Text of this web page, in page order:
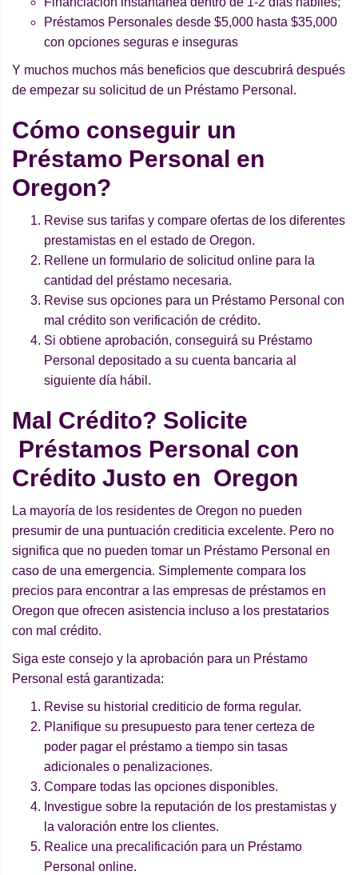
Préstamos Personales desde $5,000 hasta $35,000
con opciones seguras e inseguras
Y muchos muchos más beneficios que descubrirá después
de empezar su solicitud de un Préstamo Personal.
Cómo conseguir un
Préstamo Personal en
Oregon?
Revise sus tarifas y compare ofertas de los diferentes
prestamistas en el estado de Oregon.
Rellene un formulario de solicitud online para la
cantidad del préstamo necesaria.
Revise sus opciones para un Préstamo Personal con
mal crédito son verificación de crédito.
Si obtiene aprobación, conseguirá su Préstamo
Personal depositado a su cuenta bancaria al
siguiente día hábil.
Mal Crédito? Solicite
Préstamos Personal con
Crédito Justo en Oregon
La mayoría de los residentes de Oregon no pueden
presumir de una puntuación crediticia excelente. Pero no
significa que no pueden tomar un Préstamo Personal en
caso de una emergencia. Simplemente compara los
precios para encontrar a las empresas de préstamos en
Oregon que ofrecen asistencia incluso a los prestatarios
con mal crédito.
Siga este consejo y la aprobación para un Préstamo
Personal está garantizada:
Revise su historial crediticio de forma regular.
Planifique su presupuesto para tener certeza de
poder pagar el préstamo a tiempo sin tasas
adicionales o penalizaciones.
Compare todas las opciones disponibles.
Investigue sobre la reputación de los prestamistas y
la valoración entre los clientes.
Realice una precalificación para un Préstamo
Personal online.